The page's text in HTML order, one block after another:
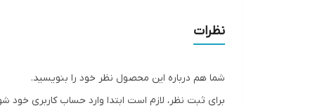
نظرات
شما هم درباره این محصول نظر خود را بنویسید.
برای ثبت نظر، لازم است ابتدا وارد حساب کاربری خود